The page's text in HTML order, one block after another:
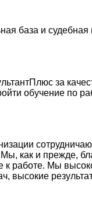
база и судебная
за
обучение по
как и прежде,
к работе. Мы
высокие